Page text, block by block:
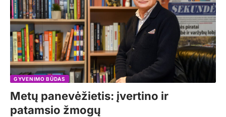
GYVENIMO BŪDAS
Metų panevėžietis: įvertino ir
patamsio žmogų